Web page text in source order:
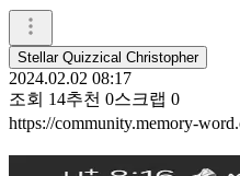
Stellar Quizzical Christopher
2024.02.02 08:17
조회 14추천 0스크랩 0
https://community.memory-